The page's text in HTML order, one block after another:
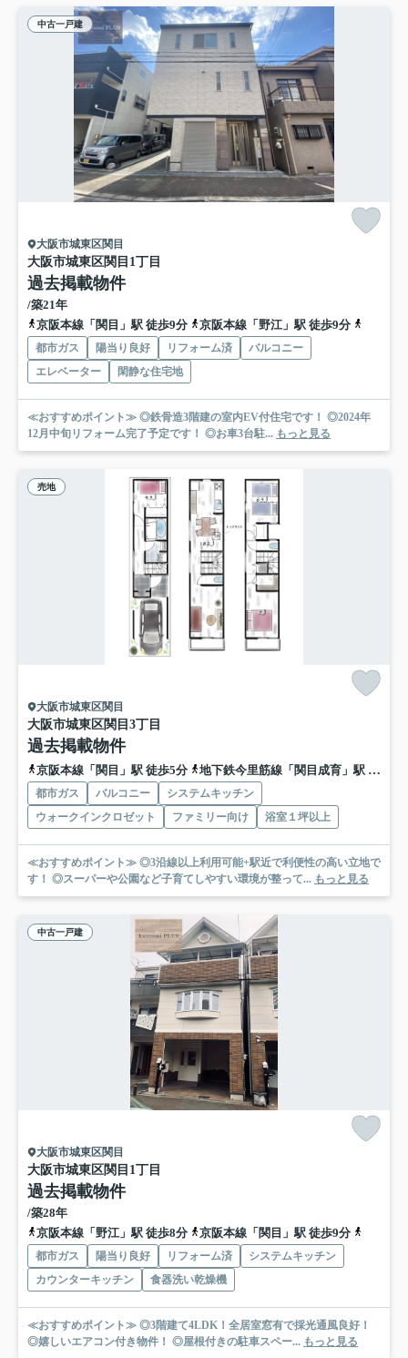
中古一戸建
大阪市城東区関目
大阪市城東区関目1丁目
過去掲載物件
/築21年
京阪本線「関目」駅 徒歩9分
京阪本線「野江」駅 徒歩9分
都市ガス 陽当り良好 リフォーム済
バルコニー
エレベーター
閑静な住宅地
≪おすすめポイント≫ ◎鉄骨造3階建の室内EV付住宅です！ ◎2024年
12月中旬リフォーム完了予定です！ ◎お車3台駐... もっと見る
売地
大阪市城東区関目
大阪市城東区関目3丁目
過去掲載物件
京阪本線「関目」駅 徒歩5分 地下鉄今里筋線「関目成育」駅 徒歩6分
都市ガス バルコニー
システムキッチン
ウォークインクロゼット
ファミリー向け 浴室１坪以上
≪おすすめポイント≫ ◎3沿線以上利用可能+駅近で利便性の高い立地で
す！ ◎スーパーや公園など子育てしやすい環境が整って... もっと見る
中古一戸建
大阪市城東区関目
大阪市城東区関目1丁目
過去掲載物件
/築28年
京阪本線「野江」駅 徒歩8分
京阪本線「関目」駅 徒歩9分
都市ガス 陽当り良好 リフォーム済
システムキッチン
カウンターキッチン
食器洗い乾燥機
≪おすすめポイント≫ ◎3階建て4LDK！全居室窓有で採光通風良好！
◎嬉しいエアコン付き物件！ ◎屋根付きの駐車スペー... もっと見る